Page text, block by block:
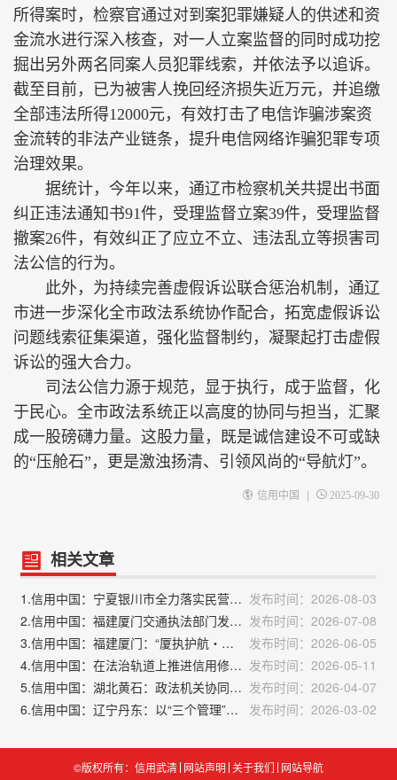
所得案时，检察官通过对到案犯罪嫌疑人的供述和资
金流水进行深入核查，对一人立案监督的同时成功挖
掘出另外两名同案人员犯罪线索，并依法予以追诉。
截至目前，已为被害人挽回经济损失近万元，并追缴
全部违法所得12000元，有效打击了电信诈骗涉案资
金流转的非法产业链条，提升电信网络诈骗犯罪专项
治理效果。
据统计，今年以来，通辽市检察机关共提出书面
纠正违法通知书91件，受理监督立案39件，受理监督
撤案26件，有效纠正了应立不立、违法乱立等损害司
法公信的行为。
此外，为持续完善虚假诉讼联合惩治机制，通辽
市进一步深化全市政法系统协作配合，拓宽虚假诉讼
问题线索征集渠道，强化监督制约，凝聚起打击虚假
诉讼的强大合力。
司法公信力源于规范，显于执行，成于监督，化
于民心。全市政法系统正以高度的协同与担当，汇聚
成一股磅礴力量。这股力量，既是诚信建设不可或缺
的“压舱石”，更是激浊扬清、引领风尚的“导航灯”。
信用中国 | 2025-09-30
相关文章
1.信用中国：宁夏银川市全力落实民营经济促进法 发布时间：2026-08-03
2.信用中国：福建厦门交通执法部门发布“民生成绩单” 发布时间：2026-07-08
3.信用中国：福建厦门：“厦执护航・惠民安商”专项执行行动成果丰硕
发布时间：2026-06-05
4.信用中国：在法治轨道上推进信用修复机制建设——基于社会信用体系整体性视角的思考 发布时间：2026-05-11
5.信用中国：湖北黄石：政法机关协同发力持续优化法治化营商环境 发布时间：2026-04-07
6.信用中国：辽宁丹东：以“三个管理”赋能高质效履职
发布时间：2026-03-02
©版权所有：信用武清 网站声明 关于我们 网站导航